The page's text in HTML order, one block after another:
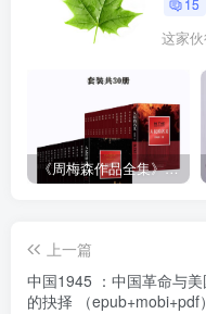
15
这家
《周梅森作品全集》[共30册]
上一篇
中国1945 ：中国革命与美
的抉择 （epub+mobi+pdf）